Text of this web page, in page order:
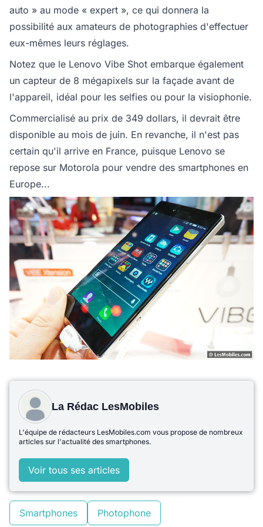
auto » au mode « expert », ce qui donnera la
possibilité aux amateurs de photographies d'effectuer
eux-mêmes leurs réglages.
Notez que le Lenovo Vibe Shot embarque également
un capteur de 8 mégapixels sur la façade avant de
l'appareil, idéal pour les selfies ou pour la visiophonie.
Commercialisé au prix de 349 dollars, il devrait être
disponible au mois de juin. En revanche, il n'est pas
certain qu'il arrive en France, puisque Lenovo se
repose sur Motorola pour vendre des smartphones en
Europe...
La Rédac LesMobiles
L'équipe de rédacteurs LesMobiles.com vous propose de nombreux
articles sur l'actualité des smartphones.
Voir tous ses articles
Smartphones Photophone